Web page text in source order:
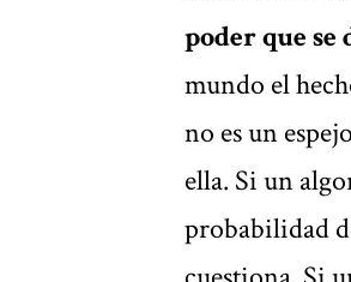
poder que
mundo el
no es un
ella. Si un
probabilidad